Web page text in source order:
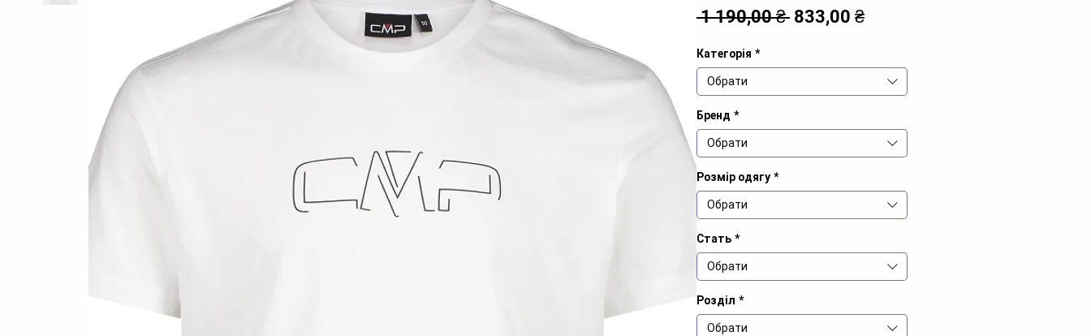
1 190,00 ₴ Звичайна
833,00 ₴За
Категорія *
Обрати
Бренд *
Обрати
Розмір одягу *
Обрати
Стать *
Обрати
Розділ *
Обрати